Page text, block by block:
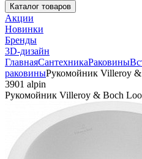
Каталог товаров
Акции
Новинки
Бренды
3D-дизайн
ГлавнаяСантехникаРаковины
раковиныРукомойник Villeroy
3901 alpin
Рукомойник Villeroy & Boch